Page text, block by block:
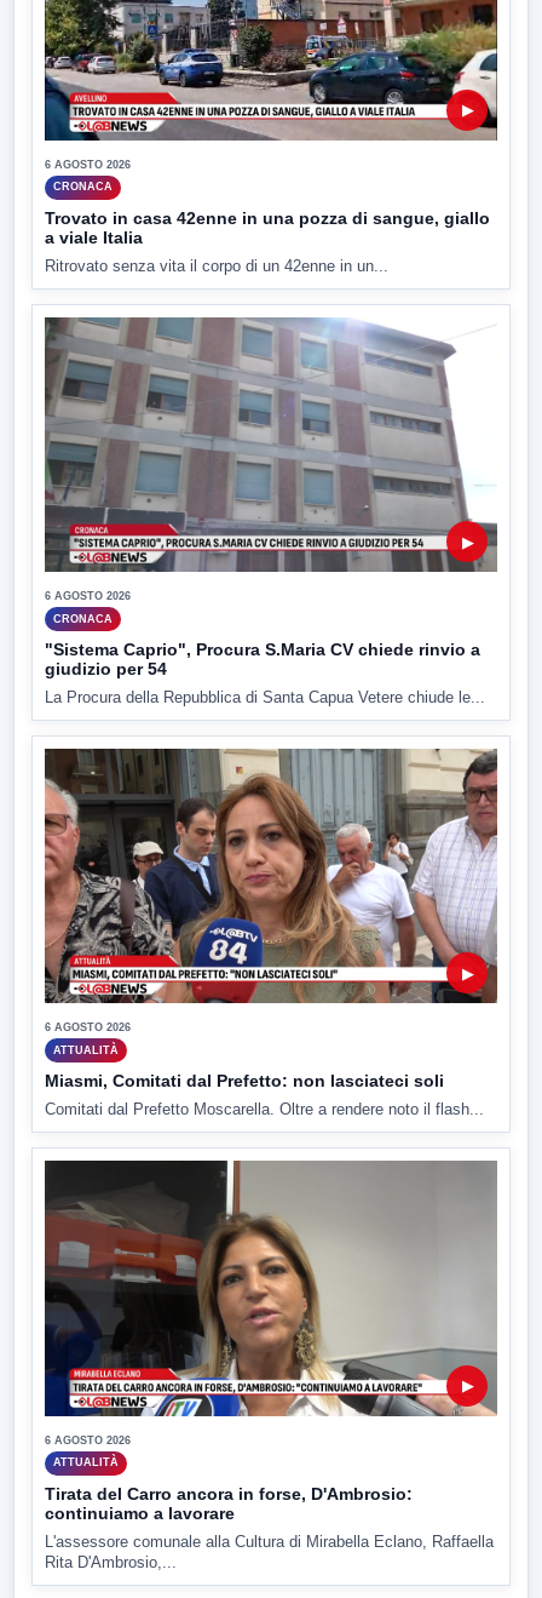
▶
6 AGOSTO 2026
CRONACA
Trovato in casa 42enne in una pozza di sangue, giallo
a viale Italia
Ritrovato senza vita il corpo di un 42enne in un...
▶
6 AGOSTO 2026
CRONACA
"Sistema Caprio", Procura S.Maria CV chiede rinvio a
giudizio per 54
La Procura della Repubblica di Santa Capua Vetere chiude le...
▶
6 AGOSTO 2026
ATTUALITÀ
Miasmi, Comitati dal Prefetto: non lasciateci soli
Comitati dal Prefetto Moscarella. Oltre a rendere noto il flash...
▶
6 AGOSTO 2026
ATTUALITÀ
Tirata del Carro ancora in forse, D'Ambrosio:
continuiamo a lavorare
L'assessore comunale alla Cultura di Mirabella Eclano, Raffaella
Rita D'Ambrosio,...